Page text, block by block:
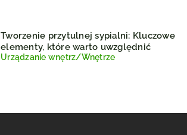
Tworzenie przytulnej sypialni: Kluczowe
elementy, które warto uwzględnić
Urządzanie wnętrz/Wnętrze